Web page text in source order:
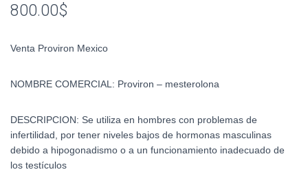
800.00$
Venta Proviron Mexico
NOMBRE COMERCIAL: Proviron – mesterolona
DESCRIPCION: Se utiliza en hombres con problemas de
infertilidad, por tener niveles bajos de hormonas masculinas
debido a hipogonadismo o a un funcionamiento inadecuado de
los testículos